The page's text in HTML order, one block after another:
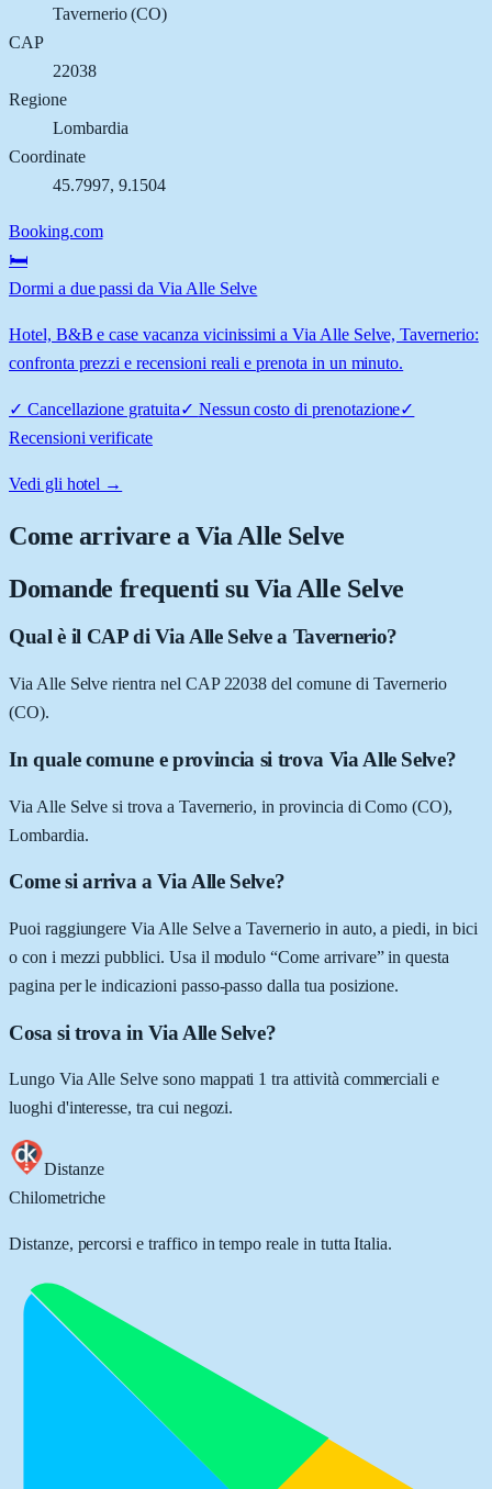
Tavernerio(CO)
CAP
22038
Regione
Lombardia
Coordinate
45.7997, 9.1504
Booking.com
🛏️
Dormi a due passi da Via Alle Selve
Hotel, B&B e case vacanza vicinissimi a Via Alle Selve, Tavernerio:
confronta prezzi e recensioni reali e prenota in un minuto.
✓ Cancellazione gratuita✓ Nessun costo di prenotazione✓
Recensioni verificate
Vedi gli hotel →
Come arrivare aVia Alle Selve
Domande frequenti su Via Alle Selve
Qual è il CAP di Via Alle Selve a Tavernerio?
Via Alle Selve rientra nel CAP 22038 del comune di Tavernerio
(CO).
In quale comune e provincia si trova Via Alle Selve?
Via Alle Selve si trova a Tavernerio, in provincia di Como (CO),
Lombardia.
Come si arriva a Via Alle Selve?
Puoi raggiungere Via Alle Selve a Tavernerio in auto, a piedi, in bici
o con i mezzi pubblici. Usa il modulo “Come arrivare” in questa
pagina per le indicazioni passo-passo dalla tua posizione.
Cosa si trova in Via Alle Selve?
Lungo Via Alle Selve sono mappati 1 tra attività commerciali e
luoghi d'interesse, tra cui negozi.
Distanze
Chilometriche
Distanze, percorsi e traffico in tempo reale in tutta Italia.